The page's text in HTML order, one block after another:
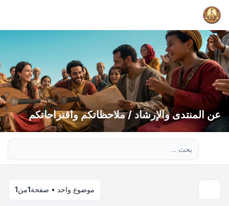
عن المنتدى والإرشاد / ملاحظاتكم واقتراحاتكم
موضوع واحد • صفحة1من1